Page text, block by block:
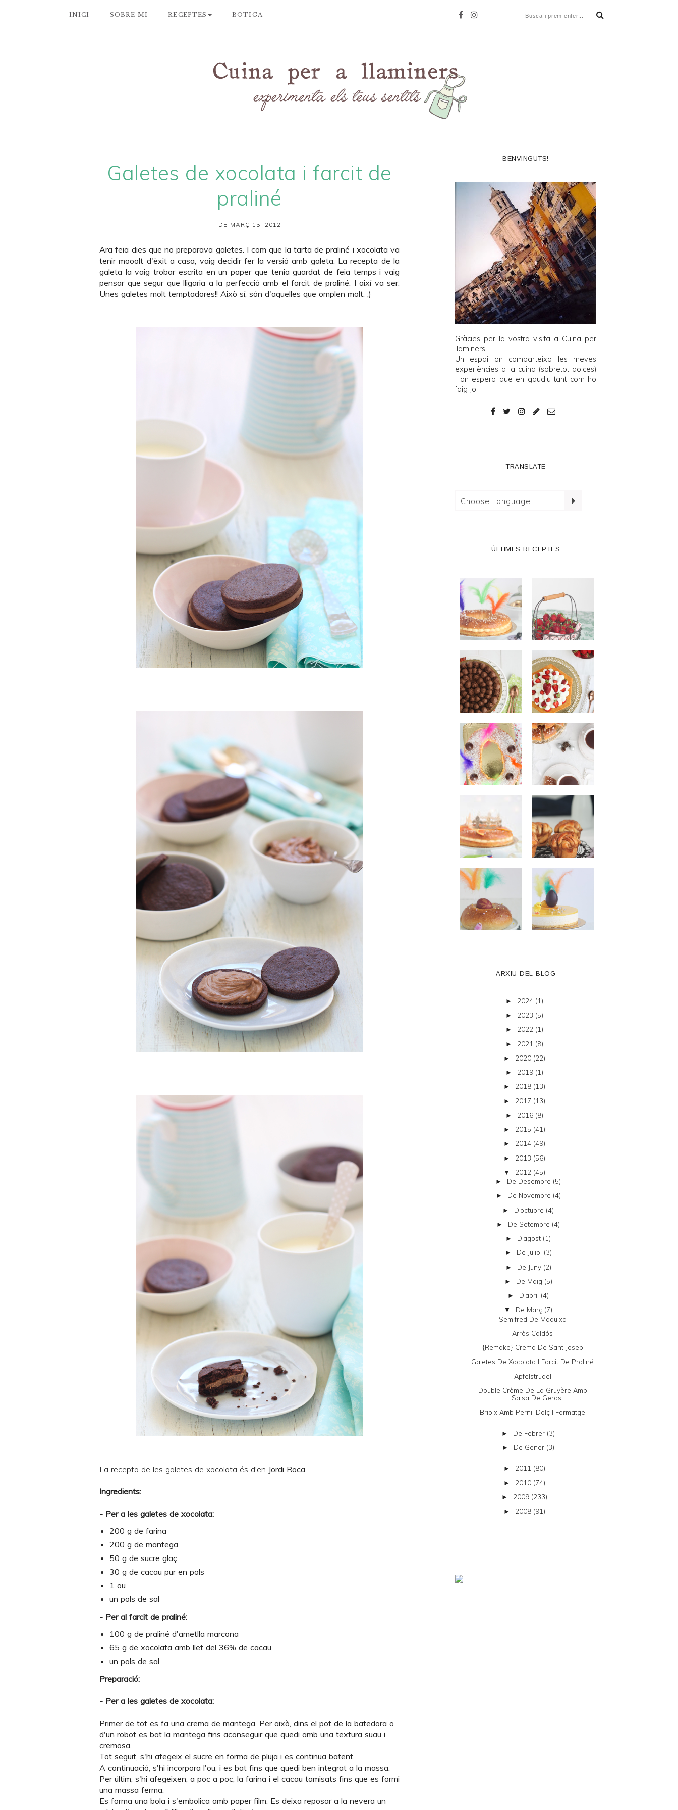
INICI SOBRE MI RECEPTES BOTIGA
Galetes de xocolata i farcit de
praliné
DE MARÇ 15, 2012
Ara feia dies que no preparava galetes. I com que la tarta de praliné i xocolata va
tenir mooolt d'èxit a casa, vaig decidir fer la versió amb galeta. La recepta de la
galeta la vaig trobar escrita en un paper que tenia guardat de feia temps i vaig
pensar que segur que lligaria a la perfecció amb el farcit de praliné. I així va ser.
Unes galetes molt temptadores!! Això sí, són d'aquelles que omplen molt. ;)
La recepta de les galetes de xocolata és d'en Jordi Roca.
Ingredients:
- Per a les galetes de xocolata:
200 g de farina
200 g de mantega
50 g de sucre glaç
30 g de cacau pur en pols
1 ou
un pols de sal
- Per al farcit de praliné:
100 g de praliné d'ametlla marcona
65 g de xocolata amb llet del 36% de cacau
un pols de sal
Preparació:
- Per a les galetes de xocolata:
Primer de tot es fa una crema de mantega. Per això, dins el pot de la batedora o
d'un robot es bat la mantega fins aconseguir que quedi amb una textura suau i
cremosa.
Tot seguit, s'hi afegeix el sucre en forma de pluja i es continua batent.
A continuació, s'hi incorpora l'ou, i es bat fins que quedi ben integrat a la massa.
Per últim, s'hi afegeixen, a poc a poc, la farina i el cacau tamisats fins que es formi
una massa ferma.
Es forma una bola i s'embolica amb paper film. Es deixa reposar a la nevera un
BENVINGUTS!
Gràcies per la vostra visita a Cuina per
llaminers!
Un espai on comparteixo les meves
experiències a la cuina (sobretot dolces)
i on espero que en gaudiu tant com ho
faig jo.
TRANSLATE
ÚLTIMES RECEPTES
ARXIU DEL BLOG
► 2024 (1)
► 2023 (5)
► 2022 (1)
► 2021 (8)
► 2020 (22)
► 2019 (1)
► 2018 (13)
► 2017 (13)
► 2016 (8)
► 2015 (41)
► 2014 (49)
► 2013 (56)
▼ 2012 (45)
► De Desembre (5)
► De Novembre (4)
► D’octubre (4)
► De Setembre (4)
► D’agost (1)
► De Juliol (3)
► De Juny (2)
► De Maig (5)
► D’abril (4)
▼ De Març (7)
Semifred De Maduixa
Arròs Caldós
{remake} Crema De Sant Josep
Galetes De Xocolata I Farcit De Praliné
Apfelstrudel
Double Crème De La Gruyère Amb
Salsa De Gerds
Brioix Amb Pernil Dolç I Formatge
► De Febrer (3)
► De Gener (3)
► 2011 (80)
► 2010 (74)
► 2009 (233)
► 2008 (91)